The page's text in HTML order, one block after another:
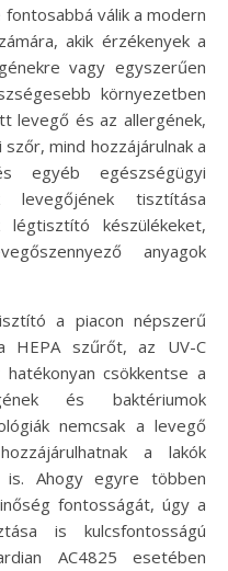
akik érzékenyek a
vagy egyszerűen
környezetben
levegő és az allergének,
mind hozzájárulnak a
egyéb egészségügyi
levegőjének tisztítása
légtisztító készülékeket,
anyagok
a piacon népszerű
HEPA szűrőt, az UV-C
csökkentse a
és baktériumok
nemcsak a levegő
a lakók
is. Ahogy egyre többen
fontosságát, úgy a
is kulcsfontosságú
AC4825 esetében